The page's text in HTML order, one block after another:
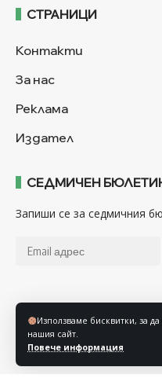
Използваме бисквитки, за
нашия сайт.
Повече информация
СТРАНИЦИ
Контакти
За нас
Реклама
Издател
СЕДМИЧЕН
Запиши се за седмичния